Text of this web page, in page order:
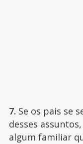
7. Se os pais se
desses
algum familiar